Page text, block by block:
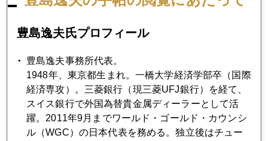
2020年11月30日
2020年11月27日
ＮＹ市場、それでも金に強気変わらず
2020年11月26日
ダウ３００００突破、実体経済から遊離
豊島逸夫氏プロフィール
豊島逸夫事務所代表。
1948年、東京都生まれ。一橋大学経済学部卒（国際
経済専攻）。三菱銀行（現三菱UFJ銀行）を経て、
スイス銀行で外国為替貴金属ディーラーとして活
躍。2011年9月までワールド・ゴールド・カウンシ
ル（WGC）の日本代表を務める。独立後はチュー